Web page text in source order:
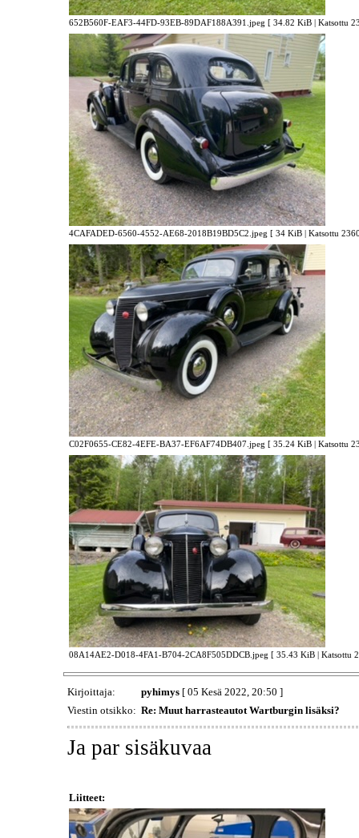
652B560F-EAF3-44FD-93EB-89DAF188A391.jpeg [ 34.82 KiB | Katsottu
4CAFADED-6560-4552-AE68-2018B19BD5C2.jpeg [ 34 KiB | Katsottu
C02F0655-CE82-4EFE-BA37-EF6AF74DB407.jpeg [ 35.24 KiB | Katsottu
08A14AE2-D018-4FA1-B704-2CA8F505DDCB.jpeg [ 35.43 KiB | Katsottu
Kirjoittaja: pyhimys[ 05 Kesä 2022, 20:50 ]
Viestin otsikko: Re: Muut harrasteautot Wartburgin lisäksi?
Ja par sisäkuvaa
Liitteet: